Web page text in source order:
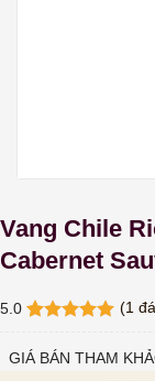
Vang Chile
Cabernet
5.0
dựa trên
(1
GIÁ BÁN THAM